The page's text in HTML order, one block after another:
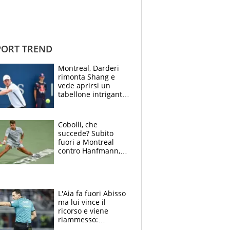
TREND
Montreal, Darderi
rimonta Shang e
vede aprirsi un
tabellone intrigante:
felice del mio livello"
Cobolli, che
succede? Subito
fuori a Montreal
contro Hanfmann,
L'Aia fa fuori Abisso
ma lui vince il
ricorso e viene
riammesso: